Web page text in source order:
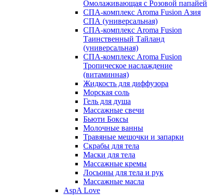
Омолаживающая с Розовой папайей
СПА-комплекс Aroma Fusion Азия
СПА (универсальная)
СПА-комплекс Aroma Fusion
Таинственный Тайланд
(универсальная)
СПА-комплекс Aroma Fusion
Тропическое наслаждение
(витаминная)
Жидкость для диффузора
Морская соль
Гель для душа
Массажные свечи
Бьюти Боксы
Молочные ванны
Травяные мешочки и запарки
Скрабы для тела
Маски для тела
Массажные кремы
Лосьоны для тела и рук
Массажные масла
AspA Love